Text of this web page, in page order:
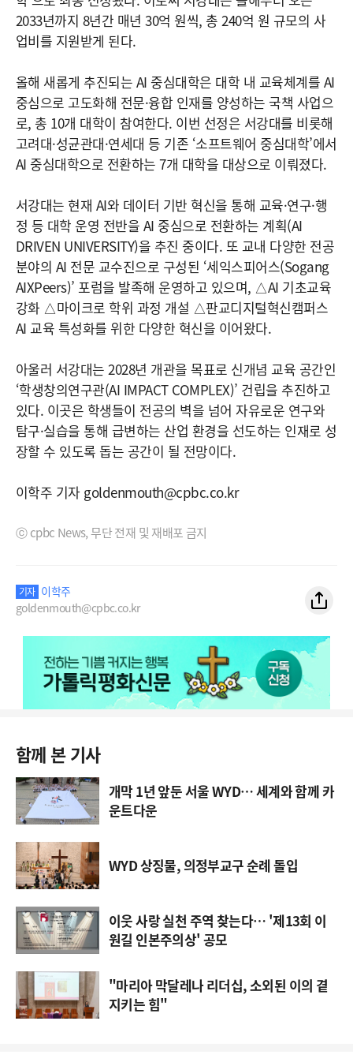
2033년까지 8년간 매년 30억 원씩, 총 240억 원 규모의 사
업비를 지원받게 된다.
올해 새롭게 추진되는 AI 중심대학은 대학 내 교육체계를 AI
중심으로 고도화해 전문·융합 인재를 양성하는 국책 사업으
로, 총 10개 대학이 참여한다. 이번 선정은 서강대를 비롯해
고려대·성균관대·연세대 등 기존 ‘소프트웨어 중심대학’에서
AI 중심대학으로 전환하는 7개 대학을 대상으로 이뤄졌다.
서강대는 현재 AI와 데이터 기반 혁신을 통해 교육·연구·행
정 등 대학 운영 전반을 AI 중심으로 전환하는 계획(AI
DRIVEN UNIVERSITY)을 추진 중이다. 또 교내 다양한 전공
분야의 AI 전문 교수진으로 구성된 ‘세익스피어스(Sogang
AIXPeers)’ 포럼을 발족해 운영하고 있으며, △AI 기초교육
강화 △마이크로 학위 과정 개설 △판교디지털혁신캠퍼스
AI 교육 특성화를 위한 다양한 혁신을 이어왔다.
아울러 서강대는 2028년 개관을 목표로 신개념 교육 공간인
‘학생창의연구관(AI IMPACT COMPLEX)’ 건립을 추진하고
있다. 이곳은 학생들이 전공의 벽을 넘어 자유로운 연구와
탐구·실습을 통해 급변하는 산업 환경을 선도하는 인재로 성
장할 수 있도록 돕는 공간이 될 전망이다.
이학주 기자 goldenmouth@cpbc.co.kr
ⓒ cpbc News, 무단 전재 및 재배포 금지
기자 이학주
goldenmouth@cpbc.co.kr
함께 본 기사
개막 1년 앞둔 서울 WYD… 세계와 함께 카
운트다운
WYD 상징물, 의정부교구 순례 돌입
이웃 사랑 실천 주역 찾는다… '제13회 이
원길 인본주의상' 공모
"마리아 막달레나 리더십, 소외된 이의 곁
지키는 힘"